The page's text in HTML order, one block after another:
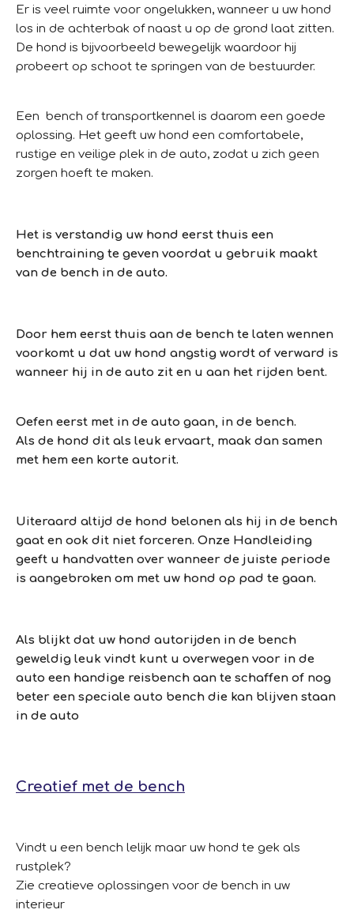
Er is veel ruimte voor ongelukken, wanneer u uw hond
los in de achterbak of naast u op de grond laat zitten.
De hond is bijvoorbeeld bewegelijk waardoor hij
probeert op schoot te springen van de bestuurder.
Een bench of transportkennel is daarom een goede
oplossing. Het geeft uw hond een comfortabele,
rustige en veilige plek in de auto, zodat u zich geen
zorgen hoeft te maken.
Het is verstandig uw hond eerst thuis een
benchtraining te geven voordat u gebruik maakt
van de bench in de auto.
Door hem eerst thuis aan de bench te laten wennen
voorkomt u dat uw hond angstig wordt of verward is
wanneer hij in de auto zit en u aan het rijden bent.
Oefen eerst met in de auto gaan, in de bench.
Als de hond dit als leuk ervaart, maak dan samen
met hem een korte autorit.
Uiteraard altijd de hond belonen als hij in de bench
gaat en ook dit niet forceren. Onze Handleiding
geeft u handvatten over wanneer de juiste periode
is aangebroken om met uw hond op pad te gaan.
Als blijkt dat uw hond autorijden in de bench
geweldig leuk vindt kunt u overwegen voor in de
auto een handige reisbench aan te schaffen of nog
beter een speciale auto bench die kan blijven staan
in de auto
Creatief met de bench
Vindt u een bench lelijk maar uw hond te gek als
rustplek?
Zie creatieve oplossingen voor de bench in uw
interieur